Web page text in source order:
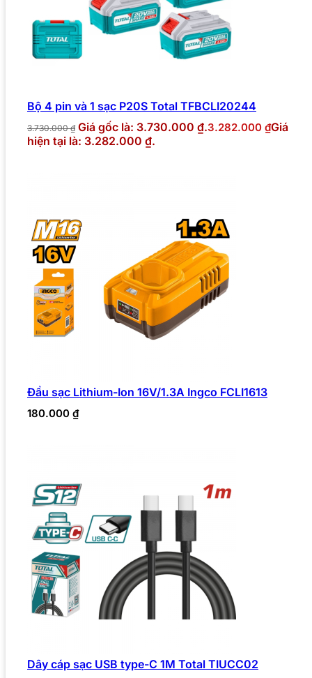
Bộ 4 pin và 1 sạc P20S Total TFBCLI20244
3.730.000₫ Giá gốc là: 3.730.000 ₫.3.282.000 ₫Giá
hiện tại là: 3.282.000 ₫.
Đầu sạc Lithium-Ion 16V/1.3A Ingco FCLI1613
180.000 ₫
Dây cáp sạc USB type-C 1M Total TIUCC02